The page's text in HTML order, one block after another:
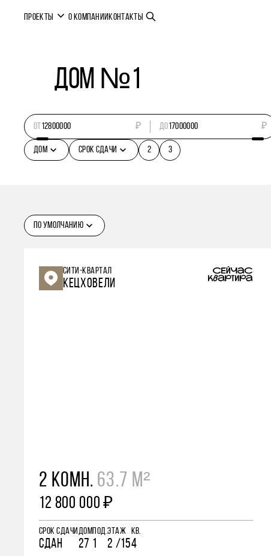
ПРОЕКТЫ О КОМПАНИИКОНТАКТЫ
Дом №1
ОТ ₽ ДО ₽
ДОМ СРОК СДАЧИ 2 3
ПО УМОЛЧАНИЮ
СИТИ-КВАРТАЛ
КЕЦХОВЕЛИ
2 КОМН. 63.7 М²
12 800 000 ₽
СРОК СДАЧИ
СДАН
ДОМ
27
ПОД.
1
ЭТАЖ
2 /15
КВ.
4